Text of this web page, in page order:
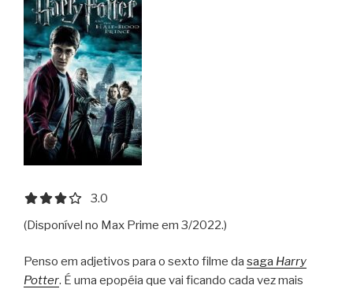
3.0 out of 5.0 stars
3.0
(Disponível no Max Prime em 3/2022.)
Penso em adjetivos para o sexto filme da saga Harry
Potter. É uma epopéia que vai ficando cada vez mais